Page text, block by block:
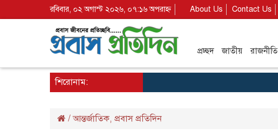
রবিবার, ০২ অগাস্ট ২০২৬, ০৭:১৬ অপরাহ্ন About Us Contact Us
প্রচ্ছদ জাতীয় রাজনীতি
শিরোনাম:
/আন্তর্জাতিক, প্রবাস প্রতিদিন